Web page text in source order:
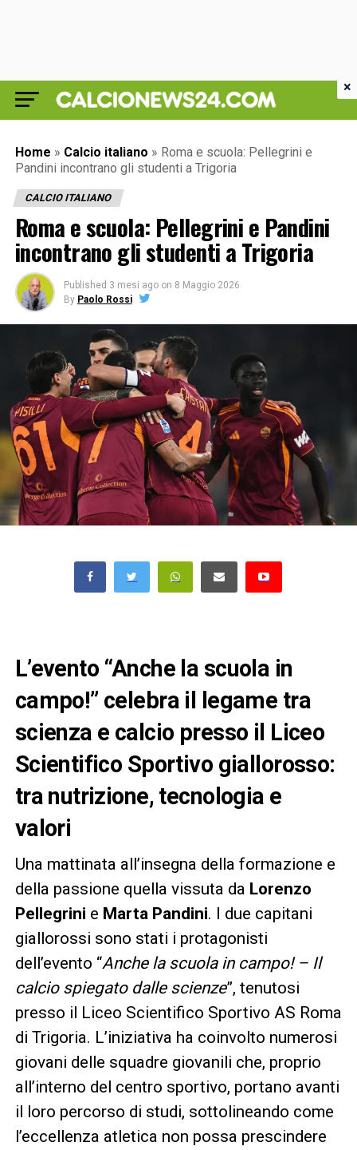
Home » Calcio italiano » Roma e scuola: Pellegrini e
Pandini incontrano gli studenti a Trigoria
CALCIO ITALIANO
Roma e scuola: Pellegrini e Pandini
incontrano gli studenti a Trigoria
Published 3 mesi ago on 8 Maggio 2026
By Paolo Rossi
L’evento “Anche la scuola in
campo!” celebra il legame tra
scienza e calcio presso il Liceo
Scientifico Sportivo giallorosso:
tra nutrizione, tecnologia e
valori
Una mattinata all’insegna della formazione e
della passione quella vissuta da Lorenzo
Pellegrini e Marta Pandini. I due capitani
giallorossi sono stati i protagonisti
dell’evento “Anche la scuola in campo! – Il
calcio spiegato dalle scienze”, tenutosi
presso il Liceo Scientifico Sportivo AS Roma
di Trigoria. L’iniziativa ha coinvolto numerosi
giovani delle squadre giovanili che, proprio
all’interno del centro sportivo, portano avanti
il loro percorso di studi, sottolineando come
l’eccellenza atletica non possa prescindere
×